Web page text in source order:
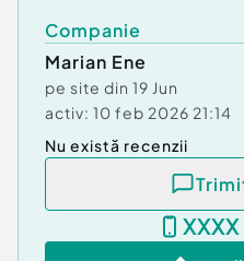
InvestCompanie
Marian Ene
pe site din 19 Jun
activ: 10 feb 2026 21:14
Nu există recenzii